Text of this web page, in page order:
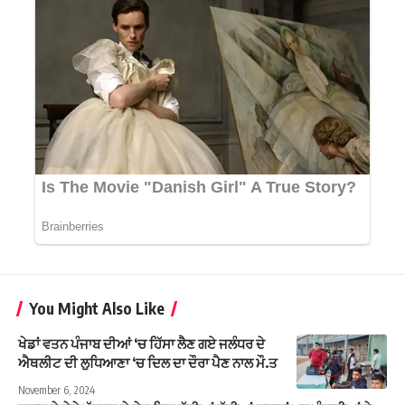
You Might Also Like
ਖੇਡਾਂ ਵਤਨ ਪੰਜਾਬ ਦੀਆਂ ‘ਚ ਹਿੱਸਾ ਲੈਣ ਗਏ ਜਲੰਧਰ ਦੇ
ਐਥਲੀਟ ਦੀ ਲੁਧਿਆਣਾ ‘ਚ ਦਿਲ ਦਾ ਦੌਰਾ ਪੈਣ ਨਾਲ ਮੌ.ਤ
November 6, 2024